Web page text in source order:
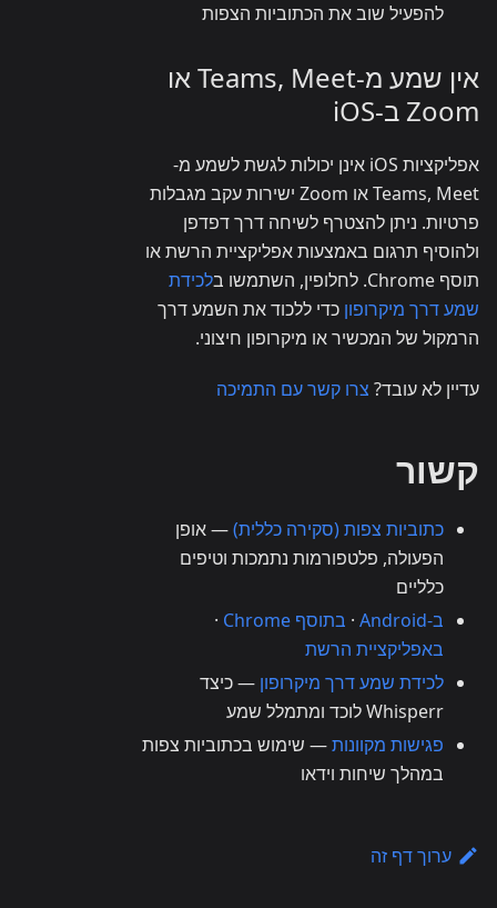
להפעיל שוב את הכתוביות הצפות
אין שמע מ-Teams, Meet או
Zoom ב-iOS
אפליקציות iOS אינן יכולות לגשת לשמע מ-
Teams, Meet או Zoom ישירות עקב מגבלות
פרטיות. ניתן להצטרף לשיחה דרך דפדפן
ולהוסיף תרגום באמצעות אפליקציית הרשת או
תוסף Chrome. לחלופין, השתמשו ב
לכידת
שמע דרך מיקרופון כדי ללכוד את השמע דרך
הרמקול של המכשיר או מיקרופון חיצוני.
עדיין לא עובד? צרו קשר עם התמיכה
קשור
כתוביות צפות (סקירה כללית)— אופן
הפעולה, פלטפורמות נתמכות וטיפים
כלליים
ב-Android
· בתוסף Chrome
·
באפליקציית הרשת
לכידת שמע דרך מיקרופון — כיצד
Whisperr לוכד ומתמלל שמע
פגישות מקוונות— שימוש בכתוביות צפות
במהלך שיחות וידאו
ערוך דף זה